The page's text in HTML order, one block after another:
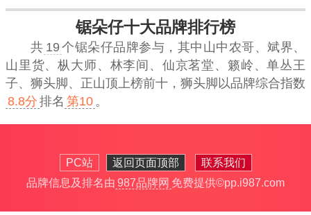
锯朵仔十大品牌排行榜
共 19 个锯朵仔品牌参与，其中山中农哥、斌界、
山里货、枞大师、林李间、仙京茗堂、籁岭、单丛王
子、狮头脚、正山顶上榜前十， 狮头脚 以品牌综合指数
8.8分 排名 第10 。
PC站 返回页面顶部
联系我们
品牌信息及排名由 987品牌网 免费提供©pp.i987.com